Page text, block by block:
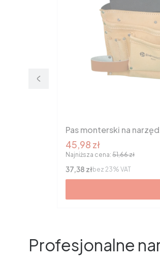
Pas monterski na
Cena promocyjna
45,98 zł
Najniższa cena: 51,66 zł
Cena netto
37,38 złbez 23% VAT
Profesjonalne